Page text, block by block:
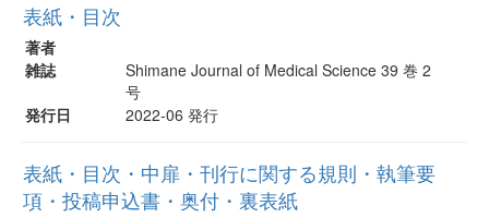
表紙・目次
著者
雑誌
Shimane Journal of Medical Science 39 巻 2
号
発行日
2022-06 発行
表紙・目次・中扉・刊行に関する規則・執筆要
項・投稿申込書・奥付・裏表紙